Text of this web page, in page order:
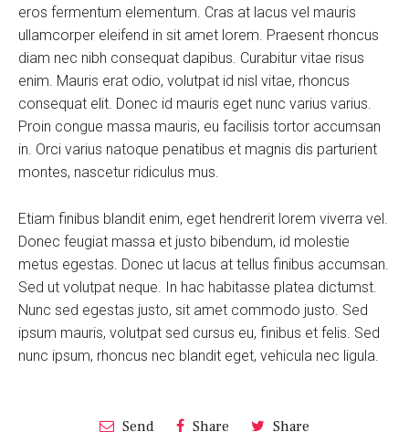
eros fermentum elementum. Cras at lacus vel mauris
ullamcorper eleifend in sit amet lorem. Praesent rhoncus
diam nec nibh consequat dapibus. Curabitur vitae risus
enim. Mauris erat odio, volutpat id nisl vitae, rhoncus
consequat elit. Donec id mauris eget nunc varius varius.
Proin congue massa mauris, eu facilisis tortor accumsan
in. Orci varius natoque penatibus et magnis dis parturient
montes, nascetur ridiculus mus.
Etiam finibus blandit enim, eget hendrerit lorem viverra vel.
Donec feugiat massa et justo bibendum, id molestie
metus egestas. Donec ut lacus at tellus finibus accumsan.
Sed ut volutpat neque. In hac habitasse platea dictumst.
Nunc sed egestas justo, sit amet commodo justo. Sed
ipsum mauris, volutpat sed cursus eu, finibus et felis. Sed
nunc ipsum, rhoncus nec blandit eget, vehicula nec ligula.
Send Share Share